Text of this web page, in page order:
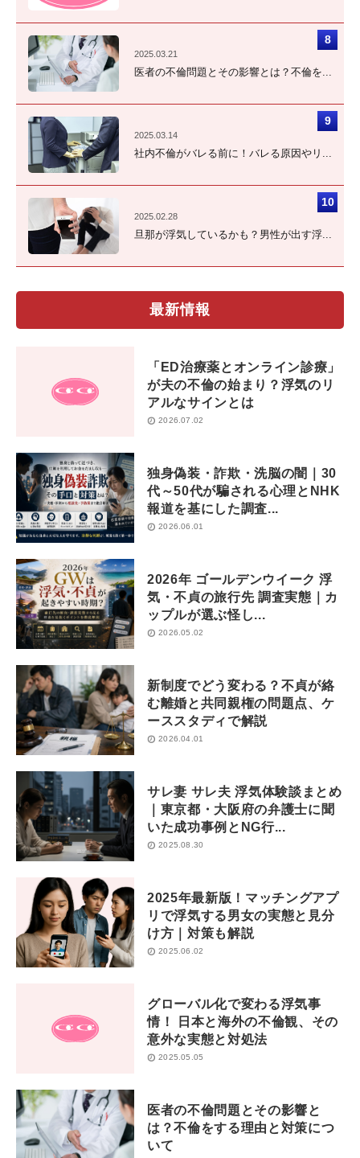
2025.03.21
医者の不倫問題とその影響とは？不倫を...
2025.03.14
社内不倫がバレる前に！バレる原因やリ...
2025.02.28
旦那が浮気しているかも？男性が出す浮...
最新情報
「ED治療薬とオンライン診療」
が夫の不倫の始まり？浮気のリ
アルなサインとは
2026.07.02
独身偽装・詐欺・洗脳の闇｜30
代～50代が騙される心理とNHK
報道を基にした調査...
2026.06.01
2026年 ゴールデンウイーク 浮
気・不貞の旅行先 調査実態｜カ
ップルが選ぶ怪し...
2026.05.02
新制度でどう変わる？不貞が絡
む離婚と共同親権の問題点、ケ
ーススタディで解説
2026.04.01
サレ妻 サレ夫 浮気体験談まとめ
｜東京都・大阪府の弁護士に聞
いた成功事例とNG行...
2025.08.30
2025年最新版！マッチングアプ
リで浮気する男女の実態と見分
け方｜対策も解説
2025.06.02
グローバル化で変わる浮気事
情！ 日本と海外の不倫観、その
意外な実態と対処法
2025.05.05
医者の不倫問題とその影響と
は？不倫をする理由と対策につ
いて